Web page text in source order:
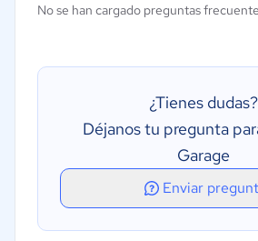
Presupuestos y estimaciones
Programación
Programación del mantenimiento
No se han cargado preguntas
¿Tienes dudas?
Déjanos tu pregunta
Garage
Enviar